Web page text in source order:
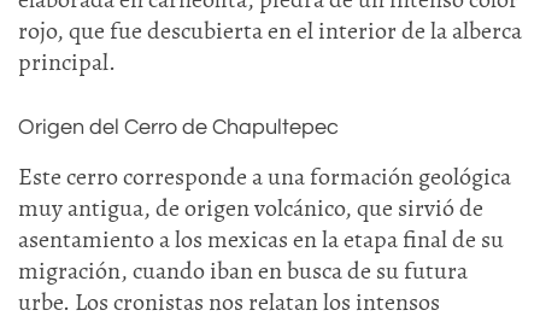
rojo, que fue descubierta en el interior de la alberca
principal.
Origen del Cerro de Chapultepec
Este cerro corresponde a una formación geológica
muy antigua, de origen volcánico, que sirvió de
asentamiento a los mexicas en la etapa final de su
migración, cuando iban en busca de su futura
urbe. Los cronistas nos relatan los intensos